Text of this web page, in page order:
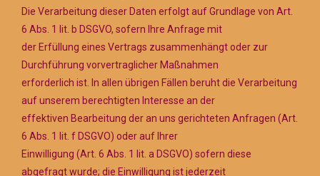
Die Verarbeitung dieser Daten erfolgt auf Grundlage von Art.
6 Abs. 1 lit. b DSGVO, sofern Ihre Anfrage mit
der Erfüllung eines Vertrags zusammenhängt oder zur
Durchführung vorvertraglicher Maßnahmen
erforderlich ist. In allen übrigen Fällen beruht die Verarbeitung
auf unserem berechtigten Interesse an der
effektiven Bearbeitung der an uns gerichteten Anfragen (Art.
6 Abs. 1 lit. f DSGVO) oder auf Ihrer
Einwilligung (Art. 6 Abs. 1 lit. a DSGVO) sofern diese
abgefragt wurde; die Einwilligung ist jederzeit